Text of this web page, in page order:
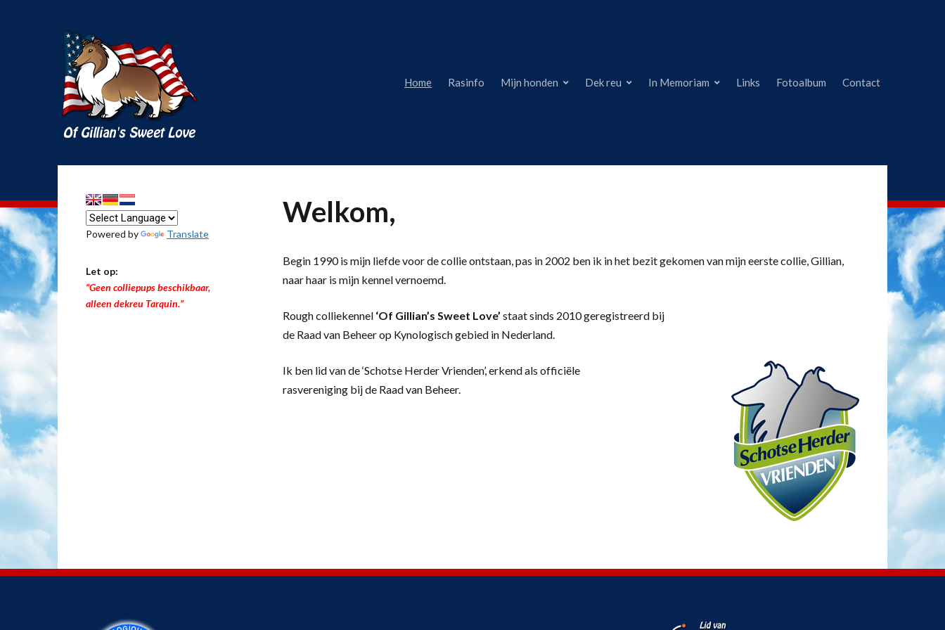
Home Rasinfo Mijn honden Dek reu In Memoriam Links Fotoalbum Contact
Welkom,
Begin 1990 is mijn liefde voor de collie ontstaan, pas in 2002 ben ik in het bezit gekomen van mijn eerste collie, Gillian,
naar haar is mijn kennel vernoemd.
Rough colliekennel ‘Of Gillian’s Sweet Love’ staat sinds 2010 geregistreerd bij
de Raad van Beheer op Kynologisch gebied in Nederland.
Ik ben lid van de ‘Schotse Herder Vrienden’, erkend als officiële
rasvereniging bij de Raad van Beheer.
Powered by Translate
Let op:
“Geen colliepups beschikbaar,
alleen dekreu Tarquin.”